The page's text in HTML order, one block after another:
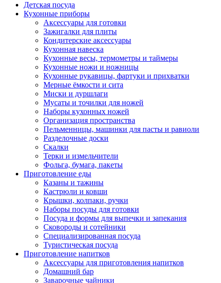
Детская посуда
Кухонные приборы
Аксессуары для готовки
Зажигалки для плиты
Кондитерские аксессуары
Кухонная навеска
Кухонные весы, термометры и таймеры
Кухонные ножи и ножницы
Кухонные рукавицы, фартуки и прихватки
Мерные ёмкости и сита
Миски и дуршлаги
Мусаты и точилки для ножей
Наборы кухонных ножей
Организация пространства
Пельменницы, машинки для пасты и равиоли
Разделочные доски
Скалки
Терки и измельчители
Фольга, бумага, пакеты
Приготовление еды
Казаны и тажины
Кастрюли и ковши
Крышки, колпаки, ручки
Наборы посуды для готовки
Посуда и формы для выпечки и запекания
Сковороды и сотейники
Специализированная посуда
Туристическая посуда
Приготовление напитков
Аксессуары для приготовления напитков
Домашний бар
Заварочные чайники